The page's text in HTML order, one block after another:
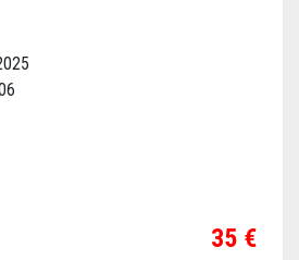
Prix
35 €